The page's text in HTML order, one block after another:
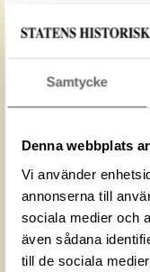
Samtycke
Denna webbplats
Vi använder
annonserna till
sociala medier och
även sådana
till de sociala
Förmålsbenämning
Mediatyp
ID‑nummer